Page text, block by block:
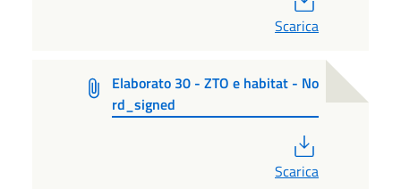
Scarica
Elaborato 30 - ZTO e habitat - No
rd_signed
Scarica